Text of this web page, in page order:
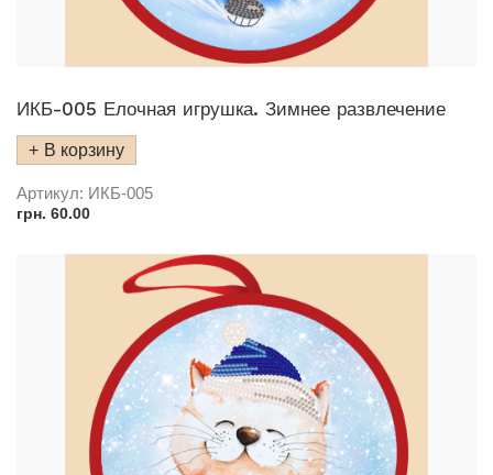
ИКБ-005 Елочная игрушка. Зимнее развлечение
В корзину
Артикул: ИКБ-005
грн. 60.00